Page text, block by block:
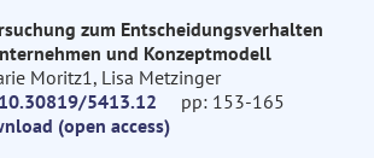
zum Entscheidungsverhalten
und Konzeptmodell
Moritz1, Lisa Metzinger
5413.12 pp: 153-165
(open access)